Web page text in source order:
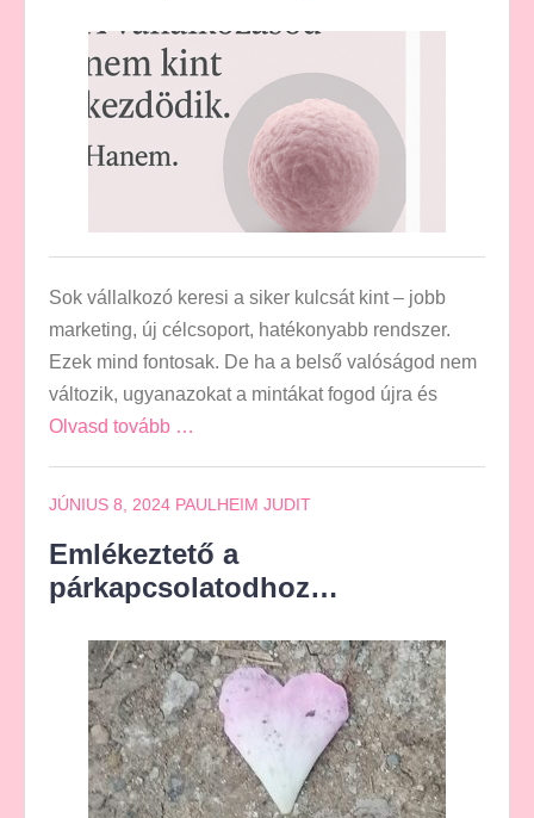
Sok vállalkozó keresi a siker kulcsát kint – jobb
marketing, új célcsoport, hatékonyabb rendszer.
Ezek mind fontosak. De ha a belső valóságod nem
változik, ugyanazokat a mintákat fogod újra és
Olvasd tovább …
JÚNIUS 8, 2024 PAULHEIM JUDIT
Emlékeztető a
párkapcsolatodhoz…